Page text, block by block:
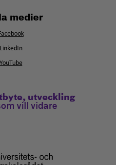
medier
LinkedIn
YouTube
utveckling
vill vidare